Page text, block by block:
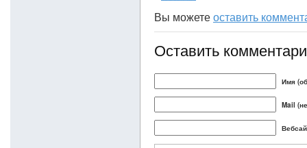
Вы можетеоставить
Оставить
Имя
Mail